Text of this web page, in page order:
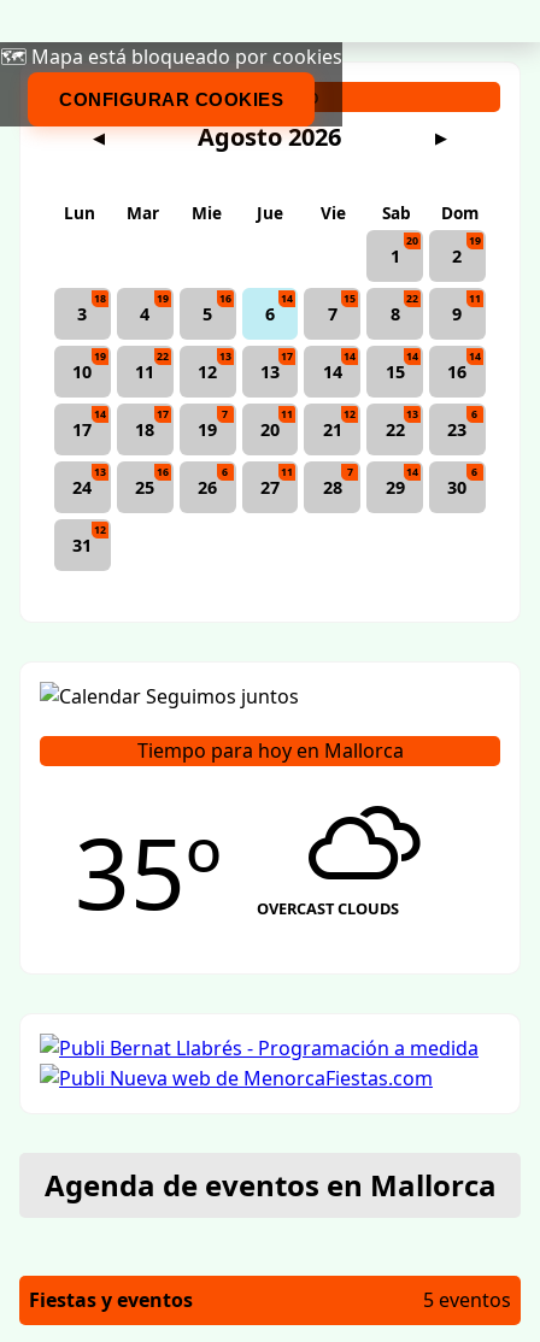
🗺️ Mapa está bloqueado por cookies
CONFIGURAR COOKIES
Calendario
◀ Agosto 2026 ▶
Lun Mar Mie Jue Vie Sab
Dom
1
20
2
19
3
18
4
19
5
16
6
14
7
15
8
22
9
11
10
19
11
22
12
13
13
17
14
14
15
14
16
14
17
14
18
17
19
7
20
11
21
12
22
13
23
6
24
13
25
16
26
6
27
11
28
7
29
14
30
6
31
12
Tiempo para hoy en Mallorca
35º OVERCAST CLOUDS
Agenda de eventos en Mallorca
Fiestas y eventos 5 eventos